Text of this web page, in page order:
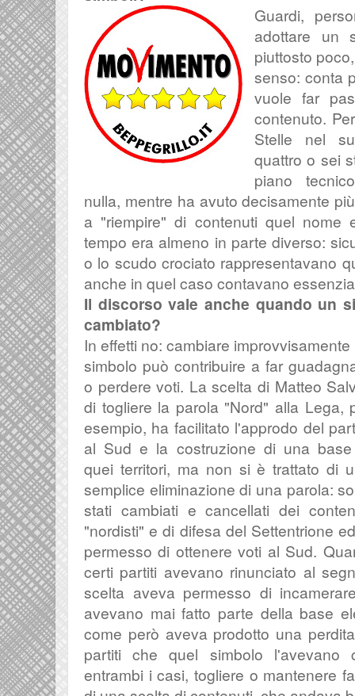
Guardi,
adottare un
piuttosto
senso: conta
vuole far
contenuto.
Stelle nel
quattro o sei
piano
nulla, mentre ha avuto decisamente
a "riempire" di contenuti quel nome
tempo era almeno in parte diverso:
o lo scudo crociato rappresentavano
anche in quel caso contavano
Il discorso vale anche quando un
cambiato?
In effetti no: cambiare improvvisamente
simbolo può contribuire a far
o perdere voti. La scelta di Matteo
di togliere la parola "Nord" alla Lega,
esempio, ha facilitato l'approdo del
al Sud e la costruzione di una
quei territori, ma non si è trattato di
semplice eliminazione di una parola:
stati cambiati e cancellati dei
"nordisti" e di difesa del Settentrione
permesso di ottenere voti al Sud.
certi partiti avevano rinunciato al
scelta aveva permesso di
avevano mai fatto parte della base
come però aveva prodotto una
partiti che quel simbolo l'avevano
entrambi i casi, togliere o mantenere